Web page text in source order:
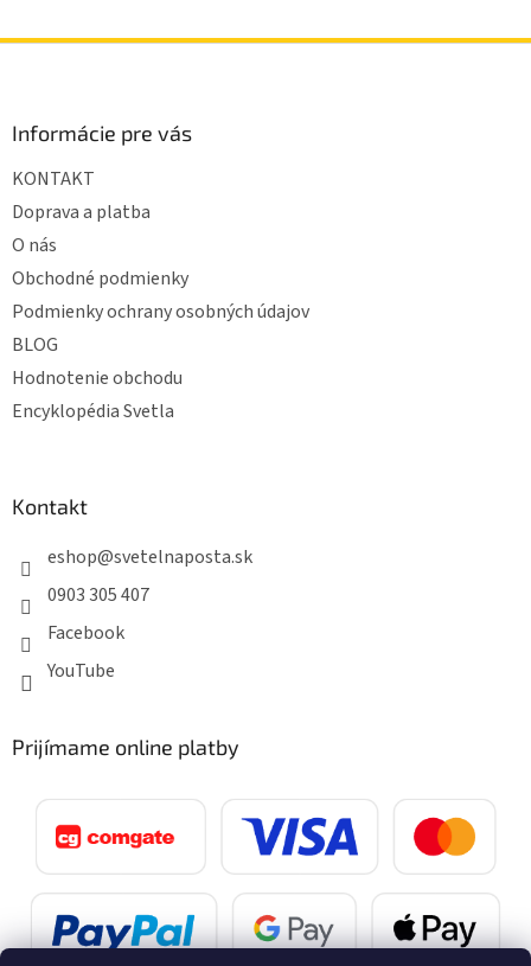
Informácie pre vás
KONTAKT
Doprava a platba
O nás
Obchodné podmienky
Podmienky ochrany osobných údajov
BLOG
Hodnotenie obchodu
Encyklopédia Svetla
Kontakt
eshop@svetelnaposta.sk
0903 305 407
Facebook
YouTube
Prijímame online platby